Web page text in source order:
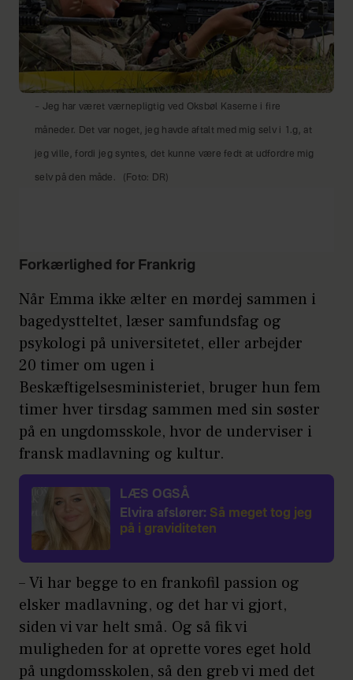
– Jeg har været værnepligtig ved Oksbøl Kaserne i fire
måneder. Det var noget, jeg havde aftalt med mig selv i 1.g, at
jeg ville, fordi jeg syntes, det kunne være fedt at udfordre mig
selv på den måde. (Foto: DR)
Forkærlighed for Frankrig
Når Emma ikke ælter en mørdej sammen i
bagedystteltet, læser samfundsfag og
psykologi på universitetet, eller arbejder
20 timer om ugen i
Beskæftigelsesministeriet, bruger hun fem
timer hver tirsdag sammen med sin søster
på en ungdomsskole, hvor de underviser i
fransk madlavning og kultur.
LÆS OGSÅ
Elvira afslører: Så meget tog jeg
på i graviditeten
– Vi har begge to en frankofil passion og
elsker madlavning, og det har vi gjort,
siden vi var helt små. Og så fik vi
muligheden for at oprette vores eget hold
på ungdomsskolen, så den greb vi med det